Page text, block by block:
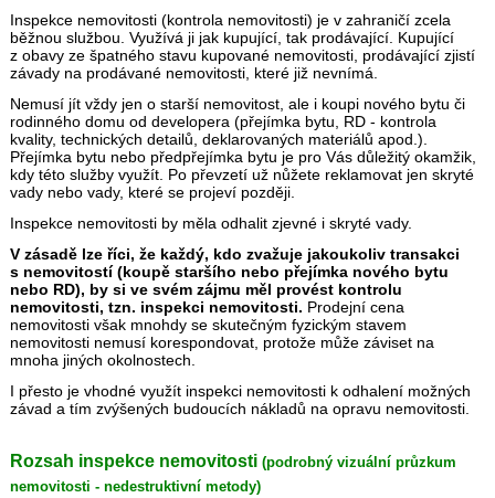
Inspekce nemovitosti (kontrola nemovitosti) je v zahraničí zcela
běžnou službou. Využívá ji jak kupující, tak prodávající. Kupující
z obavy ze špatného stavu kupované nemovitosti, prodávající zjistí
závady na prodávané nemovitosti, které již nevnímá.
Nemusí jít vždy jen o starší nemovitost, ale i koupi nového bytu či
rodinného domu od developera (přejímka bytu, RD - kontrola
kvality, technických detailů, deklarovaných materiálů apod.).
Přejímka bytu nebo předpřejímka bytu je pro Vás důležitý okamžik,
kdy této služby využít. Po převzetí už nůžete reklamovat jen skryté
vady nebo vady, které se projeví později.
Inspekce nemovitosti by měla odhalit zjevné i skryté vady.
V zásadě lze říci, že každý, kdo zvažuje jakoukoliv transakci
s nemovitostí (koupě staršího nebo přejímka nového bytu
nebo RD), by si ve svém zájmu měl provést kontrolu
nemovitosti, tzn. inspekci nemovitosti. Prodejní cena
nemovitosti však mnohdy se skutečným fyzickým stavem
nemovitosti nemusí korespondovat, protože může záviset na
mnoha jiných okolnostech.
I přesto je vhodné využít inspekci nemovitosti k odhalení možných
závad a tím zvýšených budoucích nákladů na opravu nemovitosti.
Rozsah inspekce nemovitosti (podrobný vizuální průzkum
nemovitosti - nedestruktivní metody)